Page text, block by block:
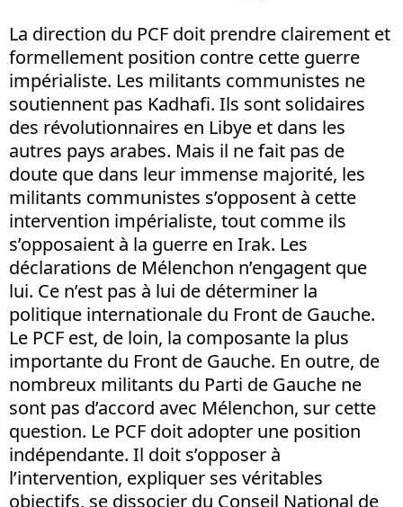
La direction du PCF doit prendre clairement et
formellement position contre cette guerre
impérialiste. Les militants communistes ne
soutiennent pas Kadhafi. Ils sont solidaires
des révolutionnaires en Libye et dans les
autres pays arabes. Mais il ne fait pas de
doute que dans leur immense majorité, les
militants communistes s’opposent à cette
intervention impérialiste, tout comme ils
s’opposaient à la guerre en Irak. Les
déclarations de Mélenchon n’engagent que
lui. Ce n’est pas à lui de déterminer la
politique internationale du Front de Gauche.
Le PCF est, de loin, la composante la plus
importante du Front de Gauche. En outre, de
nombreux militants du Parti de Gauche ne
sont pas d’accord avec Mélenchon, sur cette
question. Le PCF doit adopter une position
indépendante. Il doit s’opposer à
l’intervention, expliquer ses véritables
objectifs, se dissocier du Conseil National de